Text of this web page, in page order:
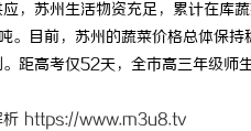
应，苏州生活物资充足，累计在库
。目前，苏州的蔬菜价格总体保
距高考仅52天，全市高三年级师
析 https://www.m3u8.tv